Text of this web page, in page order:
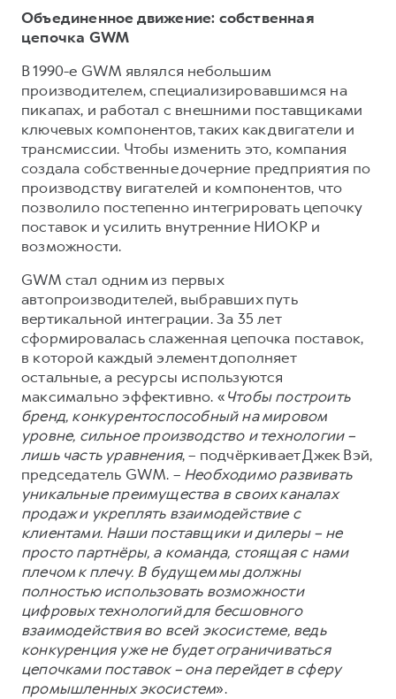
Объединенное движение: собственная
цепочка GWM
В 1990-е GWM являлся небольшим
производителем, специализировавшимся на
пикапах, и работал с внешними поставщиками
ключевых компонентов, таких как двигатели и
трансмиссии. Чтобы изменить это, компания
создала собственные дочерние предприятия по
производству вигателей и компонентов, что
позволило постепенно интегрировать цепочку
поставок и усилить внутренние НИОКР и
возможности.
GWM стал одним из первых
автопроизводителей, выбравших путь
вертикальной интеграции. За 35 лет
сформировалась слаженная цепочка поставок,
в которой каждый элемент дополняет
остальные, а ресурсы используются
максимально эффективно. «Чтобы построить
бренд, конкурентоспособный на мировом
уровне, сильное производство и технологии –
лишь часть уравнения, – подчёркивает Джек Вэй,
председатель GWM. – Необходимо развивать
уникальные преимущества в своих каналах
продаж и укреплять взаимодействие с
клиентами. Наши поставщики и дилеры – не
просто партнёры, а команда, стоящая с нами
плечом к плечу. В будущем мы должны
полностью использовать возможности
цифровых технологий для бесшовного
взаимодействия во всей экосистеме, ведь
конкуренция уже не будет ограничиваться
цепочками поставок – она перейдет в сферу
промышленных экосистем».